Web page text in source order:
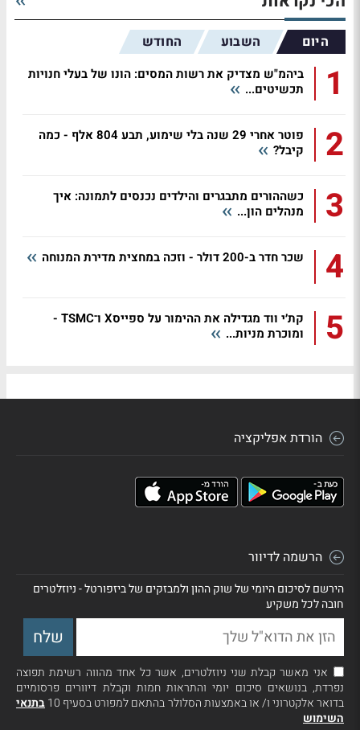
היום השבוע החודש
1
ביהמ"ש מצדיק את רשות המסים: הונו של בעלי חנויות
תכשיטים...
2
פוטר אחרי 29 שנה בלי שימוע, תבע 804 אלף - כמה
קיבל?
3
כשההורים מתבגרים והילדים נכנסים לתמונה: איך
מנהלים הון...
4 שכר חדר ב-200 דולר - וזכה במחצית מדירת המנוחה
5
קת׳י ווד מגדילה את ההימור על ספייסX ו־TSMC -
ומוכרת מניות...
הורדת אפליקציה
הרשמה לדיוור
הירשם לסיכום היומי של שוק ההון ולמבזקים של ביזפורטל - ניוזלטרים
חובה לכל משקיע
אני מאשר קבלת שני ניוזלטרים, אשר כל אחד מהווה רשימת תפוצה
נפרדת, בנושאים סיכום יומי והתראות חמות וקבלת דיוורים פרסומיים
בדואר אלקטרוני ו/ או באמצעות הסלולר בהתאם למפורט בסעיף 10
בתנאי
השימוש